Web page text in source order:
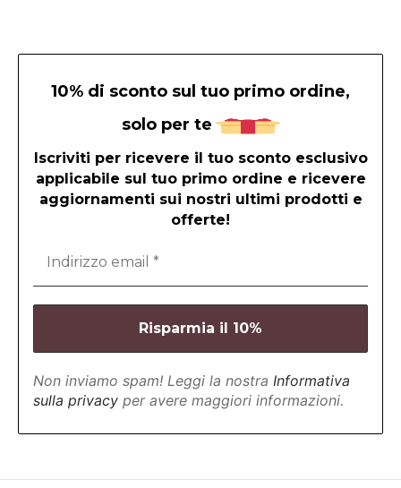
10% di sconto sul tuo primo ordine,
solo per te
Iscriviti per ricevere il tuo sconto esclusivo
applicabile sul tuo primo ordine e ricevere
aggiornamenti sui nostri ultimi prodotti e
offerte!
Non inviamo spam! Leggi la nostra Informativa
sulla privacy per avere maggiori informazioni.